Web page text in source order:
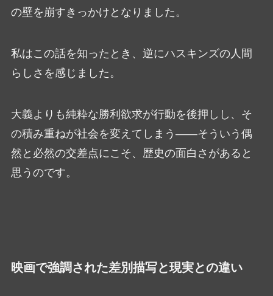
の壁を崩すきっかけとなりました。
私はこの話を知ったとき、逆にハスキンズの人間
らしさを感じました。
大義よりも純粋な勝利欲求が行動を後押しし、そ
の積み重ねが社会を変えてしまう――そういう偶
然と必然の交差点にこそ、歴史の面白さがあると
思うのです。
映画で強調された差別描写と現実との違い